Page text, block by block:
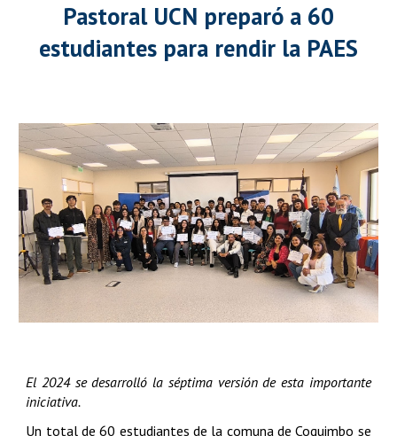
Pastoral UCN preparó a 60
estudiantes para rendir la PAES
El 2024 se desarrolló la séptima versión de esta importante
iniciativa.
Un total de 60 estudiantes de la comuna de Coquimbo se